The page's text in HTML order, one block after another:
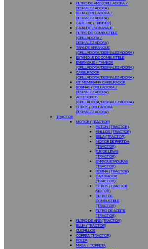
FILTRO DE AIRE (ORILLADORA /
DESMALEZADORA)
BUJIA (ORILLADORA /
DESMALEZADORA)
CABEZAL (TRIMMER)
CAJA DE ENGRANAJE
FILTRO DE COMBUSTIBLE
(ORILLADORA /
DESMALEZADORA)
TAPA DE ARRANQUE
(ORILLADORA/DESMALEZADORA)
ESTANQUE DE COMBUSTIBLE
EMBRAGUE / TAMBOR
(ORILLADORA/DESMALEZADORA)
CARBURADOR
(ORILLADORA/DESMALEZADORA)
KIT MEMBRANA CARBURADOR
BOBINAS (ORILLADORA /
DESMALEZADORA)
ACCESORIOS
(ORILLADORA/DESMALEZADORA)
OTROS (ORILLADORA
DESMALEZADORA)
TRACTOR
MOTOR (TRACTOR)
PISTON (TRACTOR)
ANILLOS (TRACTOR)
BIELA (TRACTOR)
MOTOR DE PARTIDA
(TRACTOR)
EJE DE LEVAS
(TRACTOR)
EMPAQUETADURAS
(TRACTOR)
BOBINA (TRACTOR)
CABURADOR
(TRACTOR)
OTROS (TRACTOR
MOTOR)
FILTRO DE
COMBUSTIBLE
(TRACTOR)
FILTRO DE ACEITE
(TRACTOR)
FILTRO DE AIRE (TRACTOR)
BUJIA (TRACTOR)
CUCHILLOS
CORREA (TRACTOR)
POLEA
MASA / TORRETA